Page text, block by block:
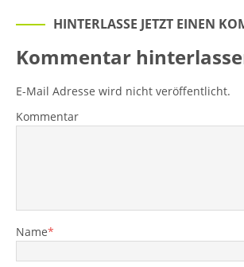
HINTERLASSE JETZT EINEN
Kommentar
E-Mail Adresse wird nicht veröffentlicht.
Kommentar
Name*